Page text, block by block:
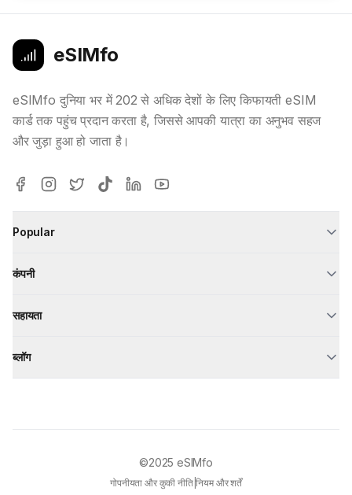
eSIMfo
eSIMfo दुनिया भर में 202 से अधिक देशों के लिए किफायती eSIM
कार्ड तक पहुंच प्रदान करता है, जिससे आपकी यात्रा का अनुभव सहज
और जुड़ा हुआ हो जाता है।
Popular
कंपनी
सहायता
ब्लॉग
©2025 eSIMfo
गोपनीयता और कुकी नीति|नियम और शर्तें